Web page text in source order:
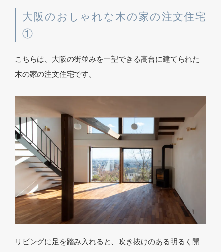
大阪のおしゃれな木の家の注文住宅
①
こちらは、大阪の街並みを一望できる高台に建てられた
木の家の注文住宅です。
リビングに足を踏み入れると、吹き抜けのある明るく開